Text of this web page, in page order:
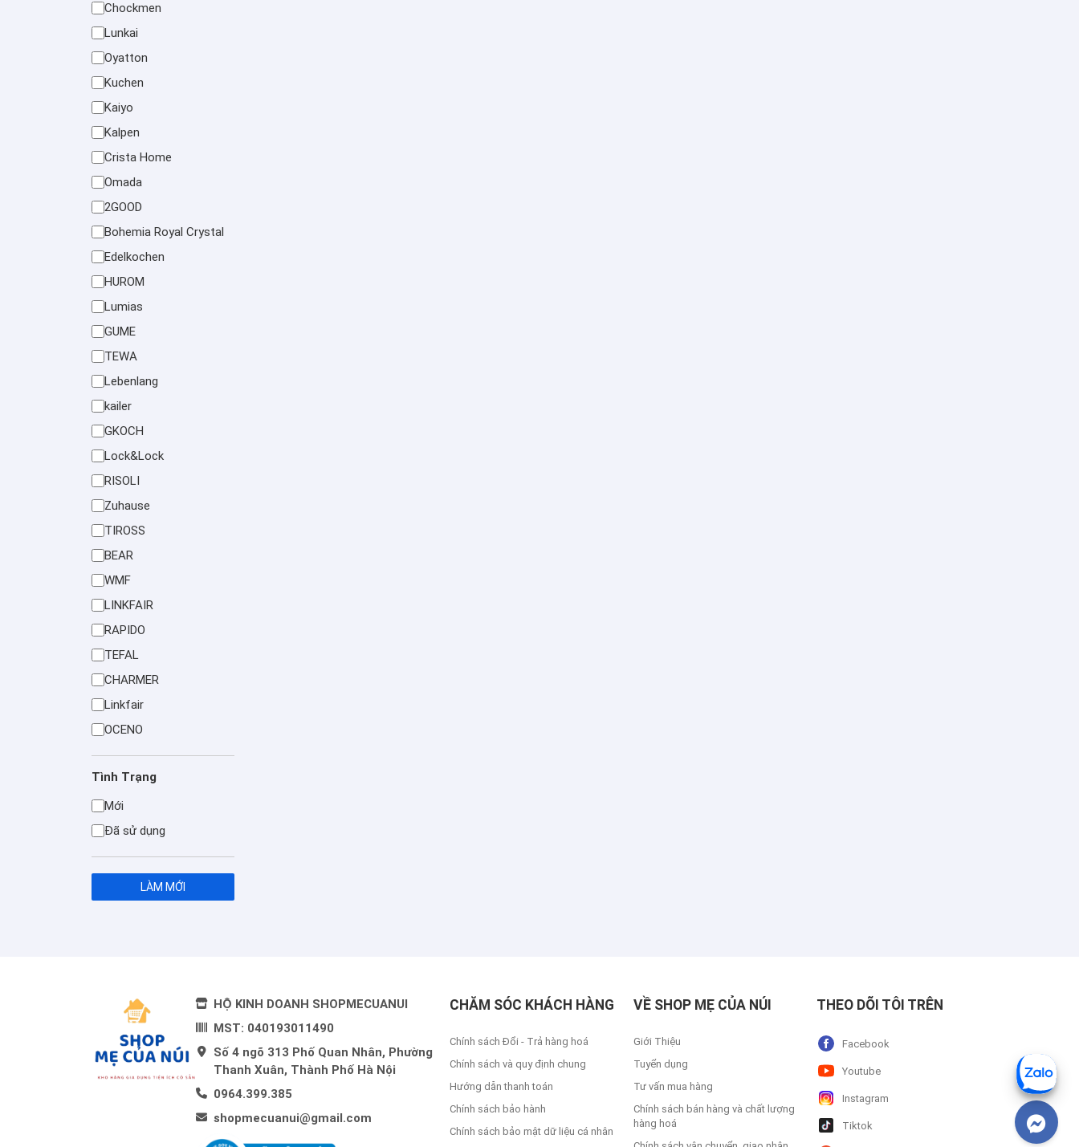
Chockmen
Lunkai
Oyatton
Kuchen
Kaiyo
Kalpen
Crista Home
Omada
2GOOD
Bohemia Royal Crystal
Edelkochen
HUROM
Lumias
GUME
TEWA
Lebenlang
kailer
GKOCH
Lock&Lock
RISOLI
Zuhause
TIROSS
BEAR
WMF
LINKFAIR
RAPIDO
TEFAL
CHARMER
Linkfair
OCENO
Tình Trạng
Mới
Đã sử dụng
LÀM MỚI
HỘ KINH DOANH SHOPMECUANUI
MST: 040193011490
Số 4 ngõ 313 Phố Quan Nhân, Phường
Thanh Xuân, Thành Phố Hà Nội
0964.399.385
shopmecuanui@gmail.com
CHĂM SÓC KHÁCH HÀNG
Chính sách Đổi - Trả hàng hoá
Chính sách và quy định chung
Hướng dẫn thanh toán
Chính sách bảo hành
Chính sách bảo mật dữ liệu cá nhân
VỀ SHOP MẸ CỦA NÚI
Giới Thiệu
Tuyển dụng
Tư vấn mua hàng
Chính sách bán hàng và chất lượng
hàng hoá
THEO DÕI TÔI TRÊN
Facebook
Youtube
Instagram
Tiktok